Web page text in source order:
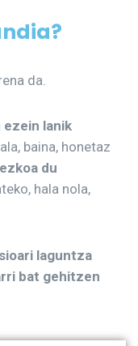
da.
ezein lanik
baina, honetaz
du
hala nola,
laguntza
bat gehitzen